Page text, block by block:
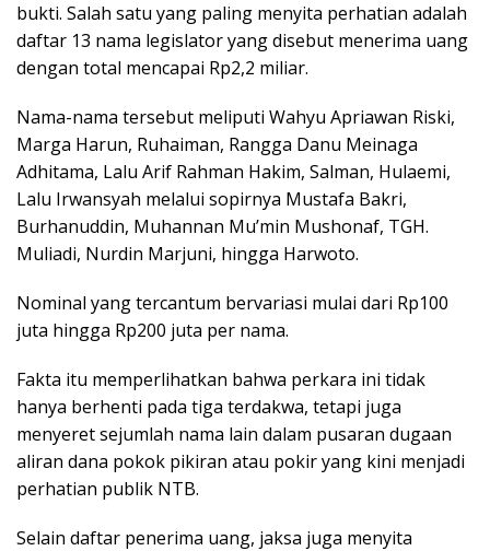
bukti. Salah satu yang paling menyita perhatian adalah
daftar 13 nama legislator yang disebut menerima uang
dengan total mencapai Rp2,2 miliar.
Nama-nama tersebut meliputi Wahyu Apriawan Riski,
Marga Harun, Ruhaiman, Rangga Danu Meinaga
Adhitama, Lalu Arif Rahman Hakim, Salman, Hulaemi,
Lalu Irwansyah melalui sopirnya Mustafa Bakri,
Burhanuddin, Muhannan Mu’min Mushonaf, TGH.
Muliadi, Nurdin Marjuni, hingga Harwoto.
Nominal yang tercantum bervariasi mulai dari Rp100
juta hingga Rp200 juta per nama.
Fakta itu memperlihatkan bahwa perkara ini tidak
hanya berhenti pada tiga terdakwa, tetapi juga
menyeret sejumlah nama lain dalam pusaran dugaan
aliran dana pokok pikiran atau pokir yang kini menjadi
perhatian publik NTB.
Selain daftar penerima uang, jaksa juga menyita